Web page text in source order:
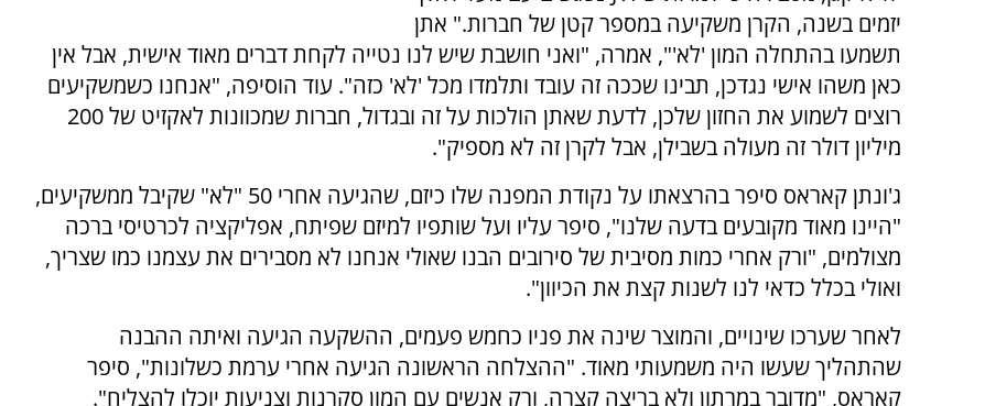
יזמים בשנה, הקרן משקיעה במספר קטן של חברות." אתן
תשמעו בהתחלה המון 'לא'", אמרה, "ואני חושבת שיש לנו נטייה לקחת דברים מאוד אישית, אבל אין
כאן משהו אישי נגדכן, תבינו שככה זה עובד ותלמדו מכל 'לא' כזה". עוד הוסיפה, "אנחנו כשמשקיעים
רוצים לשמוע את החזון שלכן, לדעת שאתן הולכות על זה ובגדול, חברות שמכוונות לאקזיט של 200
מיליון דולר זה מעולה בשבילן, אבל לקרן זה לא מספיק".
ג'ונתן קאראס סיפר בהרצאתו על נקודת המפנה שלו כיזם, שהגיעה אחרי 50 "לא" שקיבל ממשקיעים,
"היינו מאוד מקובעים בדעה שלנו", סיפר עליו ועל שותפיו למיזם שפיתח, אפליקציה לכרטיסי ברכה
מצולמים, "ורק אחרי כמות מסיבית של סירובים הבנו שאולי אנחנו לא מסבירים את עצמנו כמו שצריך,
ואולי בכלל כדאי לנו לשנות קצת את הכיוון".
לאחר שערכו שינויים, והמוצר שינה את פניו כחמש פעמים, ההשקעה הגיעה ואיתה ההבנה
שהתהליך שעשו היה משמעותי מאוד. "ההצלחה הראשונה הגיעה אחרי ערמת כשלונות", סיפר
קאראס, "מדובר במרתון ולא בריצה קצרה, ורק אנשים עם המון סקרנות וצניעות יוכלו להצליח".